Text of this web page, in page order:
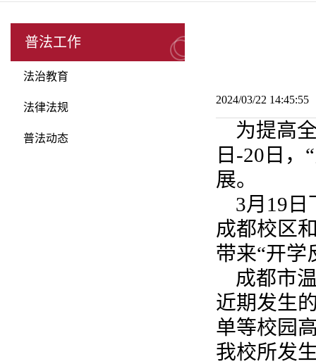
普法工作
法治教育
法律法规
普法动态
2024/03/22
为提高
日-20日，
展。
3月19
成都校区
带来“开学
成都市
近期发生
单等校园
我校所发